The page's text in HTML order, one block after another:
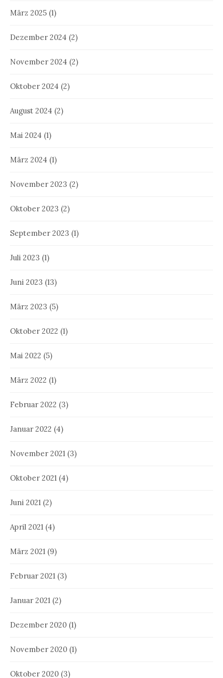
März 2025 (1)
Dezember 2024 (2)
November 2024 (2)
Oktober 2024 (2)
August 2024 (2)
Mai 2024 (1)
März 2024 (1)
November 2023 (2)
Oktober 2023 (2)
September 2023 (1)
Juli 2023 (1)
Juni 2023 (13)
März 2023 (5)
Oktober 2022 (1)
Mai 2022 (5)
März 2022 (1)
Februar 2022 (3)
Januar 2022 (4)
November 2021 (3)
Oktober 2021 (4)
Juni 2021 (2)
April 2021 (4)
März 2021 (9)
Februar 2021 (3)
Januar 2021 (2)
Dezember 2020 (1)
November 2020 (1)
Oktober 2020 (3)